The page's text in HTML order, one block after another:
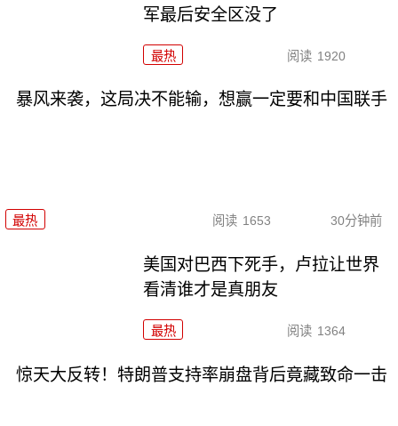
军最后安全区没了
最热 阅读 1920
暴风来袭，这局决不能输，想赢一定要和中国联手
最热 阅读 1653 30分钟前
美国对巴西下死手，卢拉让世界
看清谁才是真朋友
最热 阅读 1364
惊天大反转！特朗普支持率崩盘背后竟藏致命一击